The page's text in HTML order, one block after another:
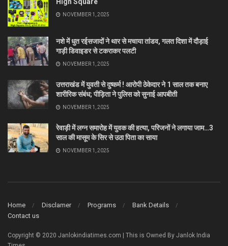
High Square
NOVEMBER 1, 2025
नशे में धुत रईसजादों ने थार से मचाया तांडव, गलत दिशा में दौड़ाई
गाड़ी डिवाइडर से टकराकर पलटी
NOVEMBER 1, 2025
उत्तराखंड में युवती से दुष्कर्म ! आरोपी ठेकेदार ने 1 साल तक बनाए
शारीरिक संबंध; पीड़िता ने पुलिस को सुनाई आपबीती
NOVEMBER 1, 2025
रेवाड़ी में लग्न समारोह में युवक की हत्या, परिजनों ने लगाया जाम…3
साल की मासूम के सिर से उठा पिता का साया
NOVEMBER 1, 2025
Home Disclamer Programs
Bank Details
Contact us
Copyright © 2020 Janlokindiatimes.com | This is Owned By Janlok India